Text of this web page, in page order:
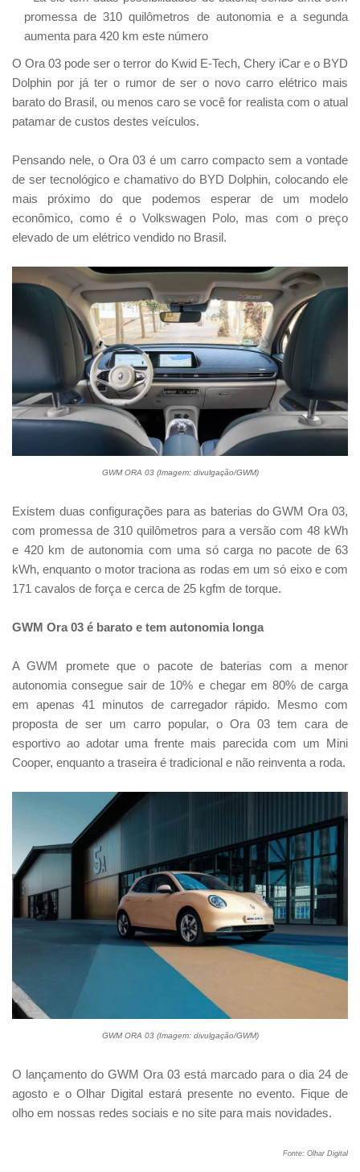
promessa de 310 quilômetros de autonomia e a segunda
aumenta para 420 km este número
O Ora 03 pode ser o terror do Kwid E-Tech, Chery iCar e o BYD
Dolphin por já ter o rumor de ser o novo carro elétrico mais
barato do Brasil, ou menos caro se você for realista com o atual
patamar de custos destes veículos.
Pensando nele, o Ora 03 é um carro compacto sem a vontade
de ser tecnológico e chamativo do BYD Dolphin, colocando ele
mais próximo do que podemos esperar de um modelo
econômico, como é o Volkswagen Polo, mas com o preço
elevado de um elétrico vendido no Brasil.
GWM ORA 03 (Imagem: divulgação/GWM)
Existem duas configurações para as baterias do GWM Ora 03,
com promessa de 310 quilômetros para a versão com 48 kWh
e 420 km de autonomia com uma só carga no pacote de 63
kWh, enquanto o motor traciona as rodas em um só eixo e com
171 cavalos de força e cerca de 25 kgfm de torque.
GWM Ora 03 é barato e tem autonomia longa
A GWM promete que o pacote de baterias com a menor
autonomia consegue sair de 10% e chegar em 80% de carga
em apenas 41 minutos de carregador rápido. Mesmo com
proposta de ser um carro popular, o Ora 03 tem cara de
esportivo ao adotar uma frente mais parecida com um Mini
Cooper, enquanto a traseira é tradicional e não reinventa a roda.
GWM ORA 03 (Imagem: divulgação/GWM)
O lançamento do GWM Ora 03 está marcado para o dia 24 de
agosto e o Olhar Digital estará presente no evento. Fique de
olho em nossas redes sociais e no site para mais novidades.
Fonte: Olhar Digital